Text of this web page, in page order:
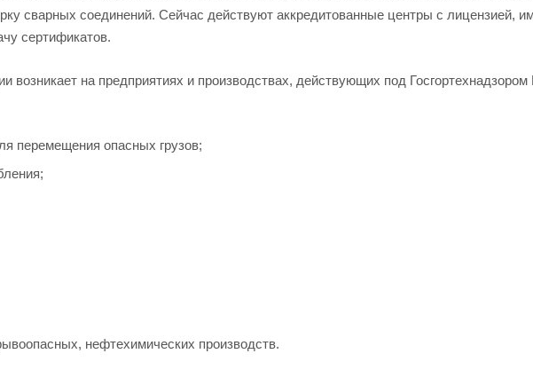
сварных соединений. Сейчас действуют аккредитованные центры с лицензией,
сертификатов.
возникает на предприятиях и производствах, действующих под Госгортехнадзором
перемещения опасных грузов;
нефтехимических производств.